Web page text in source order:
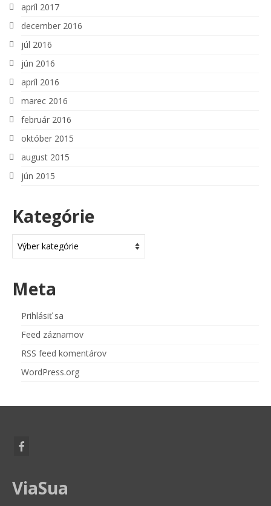
apríl 2017
december 2016
júl 2016
jún 2016
apríl 2016
marec 2016
február 2016
október 2015
august 2015
jún 2015
Kategórie
Meta
Prihlásiť sa
Feed záznamov
RSS feed komentárov
WordPress.org
ViaSua